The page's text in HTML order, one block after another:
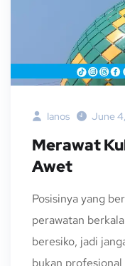
Ianos June
Merawat
Awet
Posisinya yang
perawatan
beresiko, jadi
bukan